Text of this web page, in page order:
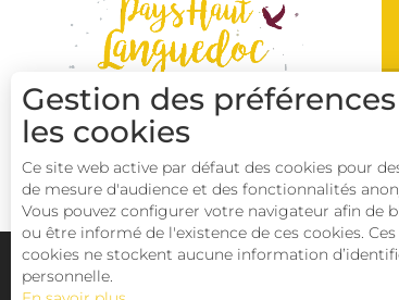
Plan du site Pays Haut Languedoc et
Gestion des
les cookies
Ce site web active par défaut des cookies pour
de mesure d'audience et des fonctionnalités
Vous pouvez configurer votre navigateur afin de
ou être informé de l'existence de ces cookies. Ces
cookies ne stockent aucune information
personnelle.